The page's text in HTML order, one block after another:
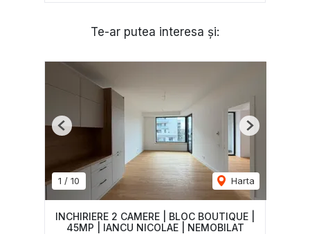
Te-ar putea interesa și:
1 / 10 Harta
Previous Next
INCHIRIERE 2 CAMERE | BLOC BOUTIQUE |
45MP | IANCU NICOLAE | NEMOBILAT